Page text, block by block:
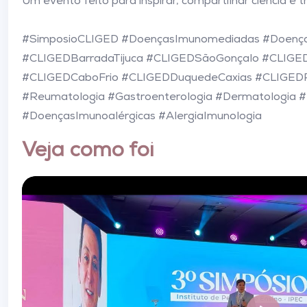
#SimposioCLIGED #DoençasImunomediadas
#CLIGEDBarradaTijuca #CLIGEDSãoGonçalo
#CLIGEDCaboFrio #CLIGEDDuquedeCaxias
#Reumatologia #Gastroenterologia #Dermatologia
#DoençasImunoalérgicas #AlergiaImunologia
Veja como foi